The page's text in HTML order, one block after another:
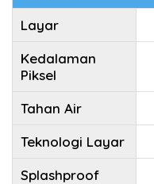
Layar
Kedalaman
Piksel
Tahan Air
Teknologi Layar
Splashproof